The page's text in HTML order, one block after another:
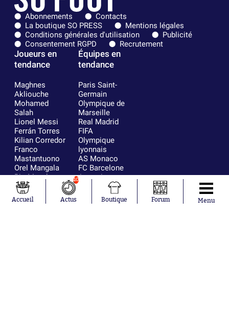
Abonnements
Contacts
La boutique SO PRESS
Mentions légales
Conditions générales d'utilisation
Publicité
Consentement RGPD
Recrutement
Joueurs en
tendance
Maghnes
Akliouche
Mohamed
Salah
Lionel Messi
Ferrán Torres
Kilian Corredor
Franco
Mastantuono
Orel Mangala
Rio Mavuba
Rodri
Mika Godts
Équipes en
tendance
Paris Saint-
Germain
Olympique de
Marseille
Real Madrid
FIFA
Olympique
lyonnais
AS Monaco
FC Barcelone
Argentine
RC Strasbourg
Trabzonspor
Accueil
10
Actus Boutique Forum Menu